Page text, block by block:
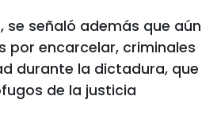
se señaló además que aún
por encarcelar, criminales
durante la dictadura, que
de la justicia